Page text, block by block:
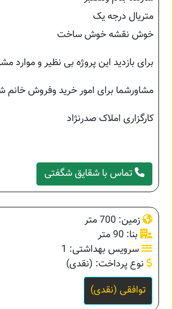
متریال درجه یک
خوش نقشه خوش ساخت
برای بازدید این پروژه بی نظیر و موارد
مشاورشما برای امور خرید وفروش خانم
کارگزاری املاک صدرنژاد
تماس با شقایق شگفتی
زمین: 700 متر
بنا: 90 متر
سرویس بهداشتی: 1
نوع پرداخت: (نقدی)
توافقی (نقدی)